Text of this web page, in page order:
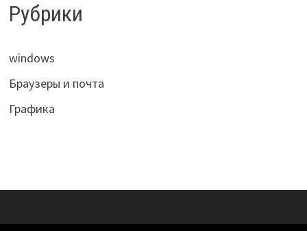
Рубрики
windows
Браузеры и почта
Графика